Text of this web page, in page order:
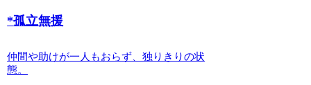
*孤立無援
仲間や助けが一人もおらず、独りきりの状
態。